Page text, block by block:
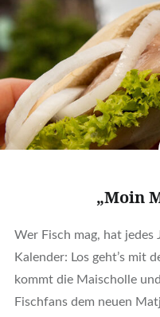
„Moin
Wer Fisch mag, hat jedes
Kalender: Los geht’s mit
kommt die Maischolle
Fischfans dem neuen